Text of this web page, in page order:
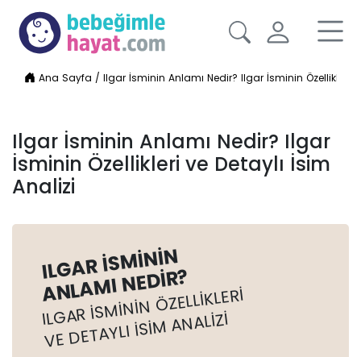
Ana Sayfa /Ilgar İsminin Anlamı Nedir? Ilgar İsminin Özellikleri
Ilgar İsminin Anlamı Nedir? Ilgar
İsminin Özellikleri ve Detaylı İsim
Analizi
ILGAR İSMININ
ANLAMI NEDIR?
ILGAR İSMININ ÖZELLIKLERI
VE DETAYLI İSIM ANALIZI